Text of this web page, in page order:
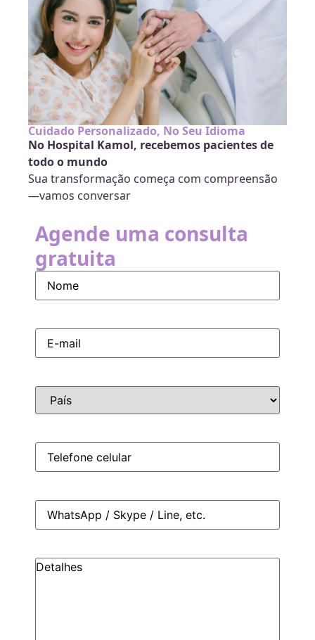
Cuidado Personalizado, No Seu Idioma
No Hospital Kamol, recebemos pacientes de
todo o mundo
Sua transformação começa com compreensão
—vamos conversar
Agende uma consulta
gratuita